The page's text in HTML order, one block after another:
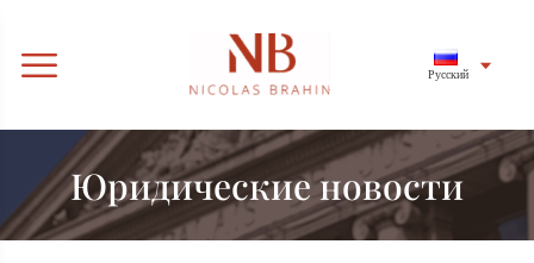
Русский
Юридические новости